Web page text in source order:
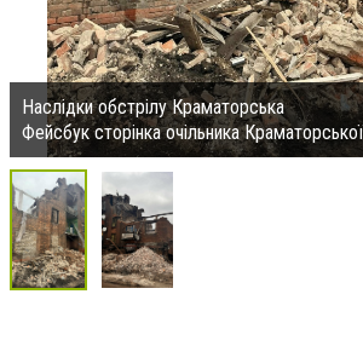
Наслідки обстрілу Краматорська
Фейсбук сторінка очільника